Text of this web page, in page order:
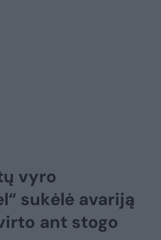
vyro
sukėlė avariją
ant stogo